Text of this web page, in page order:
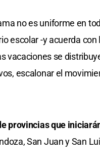
no es uniforme en
escolar -y acuerda
vacaciones se
escalonar el
provincias que
San Juan y San